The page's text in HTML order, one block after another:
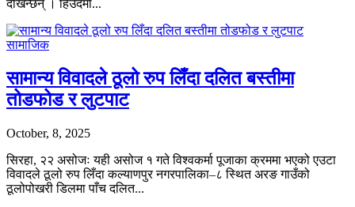
देखिन्छन् । हिउँदमा...
सामाजिक
सामान्य विवादले ठूलो रुप लिँदा दलित बस्तीमा
तोडफोड र लुटपाट
October, 8, 2025
सिरहा, २२ असोजः यही असोज १ गते विश्वकर्मा पूजाका क्रममा भएको एउटा
विवादले ठूलो रुप लिँदा कल्याणपुर नगरपालिका–८ स्थित अरङ गाउँको
ठूलोपोखरी डिलमा पाँच दलित...